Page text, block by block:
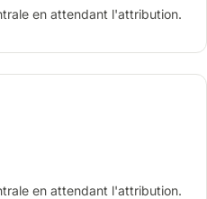
en attendant l'attribution.
en attendant l'attribution.